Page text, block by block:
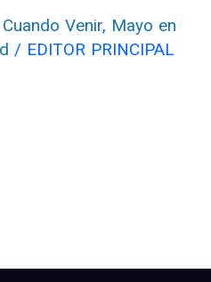
Cuando Venir, Mayo en
/ EDITOR PRINCIPAL